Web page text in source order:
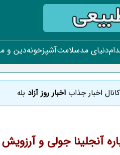
دنیای مدسلامتآشپزخونهدین و
کانال اخبار جذاب اخبار روز آزاد بله
آنجلینا جولی و آرزویش